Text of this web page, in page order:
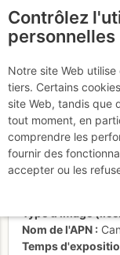
Le
les
Activités
Date/heure
Nom de l'APN
Temps
Contrôlez
personnelles
Notre site Web
tiers. Certains
site Web, tandis que
tout moment, en
comprendre les
fournir des
accepter ou les